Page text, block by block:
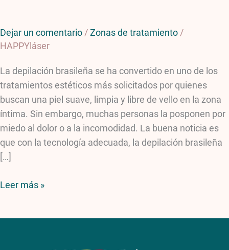
Dejar un comentario/Zonas de tratamiento/
HAPPYláser
La depilación brasileña se ha convertido en uno de los
tratamientos estéticos más solicitados por quienes
buscan una piel suave, limpia y libre de vello en la zona
íntima. Sin embargo, muchas personas la posponen por
miedo al dolor o a la incomodidad. La buena noticia es
que con la tecnología adecuada, la depilación brasileña
[…]
Leer más »